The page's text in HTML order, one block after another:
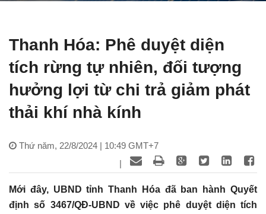
Thanh Hóa: Phê duyệt diện
tích rừng tự nhiên, đối tượng
hưởng lợi từ chi trả giảm phát
thải khí nhà kính
Thứ năm, 22/8/2024 | 10:49 GMT+7
|
Mới đây, UBND tỉnh Thanh Hóa đã ban hành Quyết
định số 3467/QĐ-UBND về việc phê duyệt diện tích